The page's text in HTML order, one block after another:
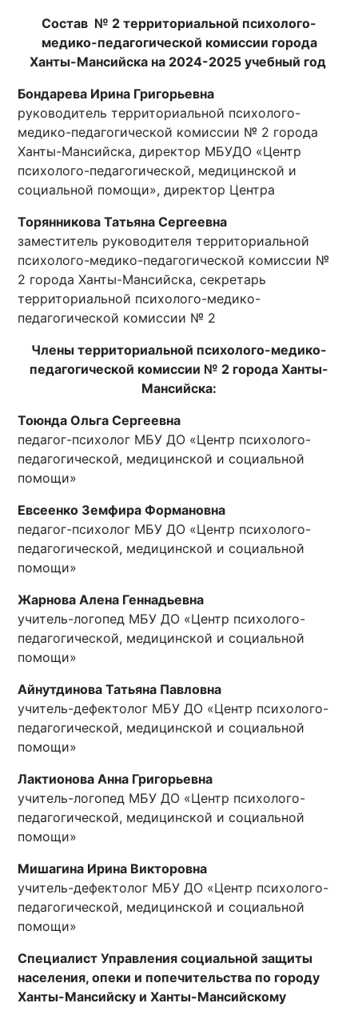
Состав № 2 территориальной психолого-
медико-педагогической комиссии города
Ханты-Мансийска на 2024-2025 учебный год
Бондарева Ирина Григорьевна
руководитель территориальной психолого-
медико-педагогической комиссии № 2 города
Ханты-Мансийска, директор МБУДО «Центр
психолого-педагогической, медицинской и
социальной помощи», директор Центра
Торянникова Татьяна Сергеевна
заместитель руководителя территориальной
психолого-медико-педагогической комиссии №
2 города Ханты-Мансийска, секретарь
территориальной психолого-медико-
педагогической комиссии № 2
Члены территориальной психолого-медико-
педагогической комиссии № 2 города Ханты-
Мансийска:
Тоюнда Ольга Сергеевна
педагог-психолог МБУ ДО «Центр психолого-
педагогической, медицинской и социальной
помощи»
Евсеенко Земфира Формановна
педагог-психолог МБУ ДО «Центр психолого-
педагогической, медицинской и социальной
помощи»
Жарнова Алена Геннадьевна
учитель-логопед МБУ ДО «Центр психолого-
педагогической, медицинской и социальной
помощи»
Айнутдинова Татьяна Павловна
учитель-дефектолог МБУ ДО «Центр психолого-
педагогической, медицинской и социальной
помощи»
Лактионова Анна Григорьевна
учитель-логопед МБУ ДО «Центр психолого-
педагогической, медицинской и социальной
помощи»
Мишагина Ирина Викторовна
учитель-дефектолог МБУ ДО «Центр психолого-
педагогической, медицинской и социальной
помощи»
Специалист Управления социальной защиты
населения, опеки и попечительства по городу
Ханты-Мансийску и Ханты-Мансийскому